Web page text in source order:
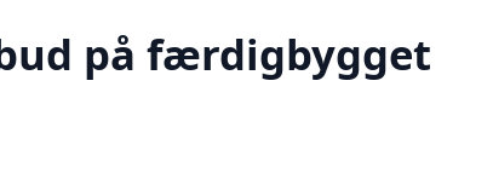
på færdigbygget